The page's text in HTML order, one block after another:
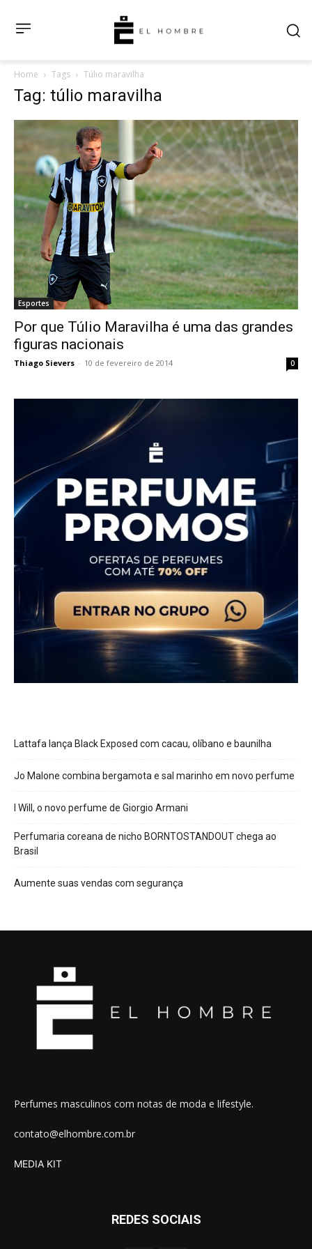
Home Tags Túlio maravilha
Tag: túlio maravilha
Esportes
Por que Túlio Maravilha é uma das grandes
figuras nacionais
Thiago Sievers - 10 de fevereiro de 2014 0
Lattafa lança Black Exposed com cacau, olíbano e baunilha
Jo Malone combina bergamota e sal marinho em novo perfume
I Will, o novo perfume de Giorgio Armani
Perfumaria coreana de nicho BORNTOSTANDOUT chega ao
Brasil
Aumente suas vendas com segurança
Perfumes masculinos com notas de moda e lifestyle.
contato@elhombre.com.br
MEDIA KIT
REDES SOCIAIS